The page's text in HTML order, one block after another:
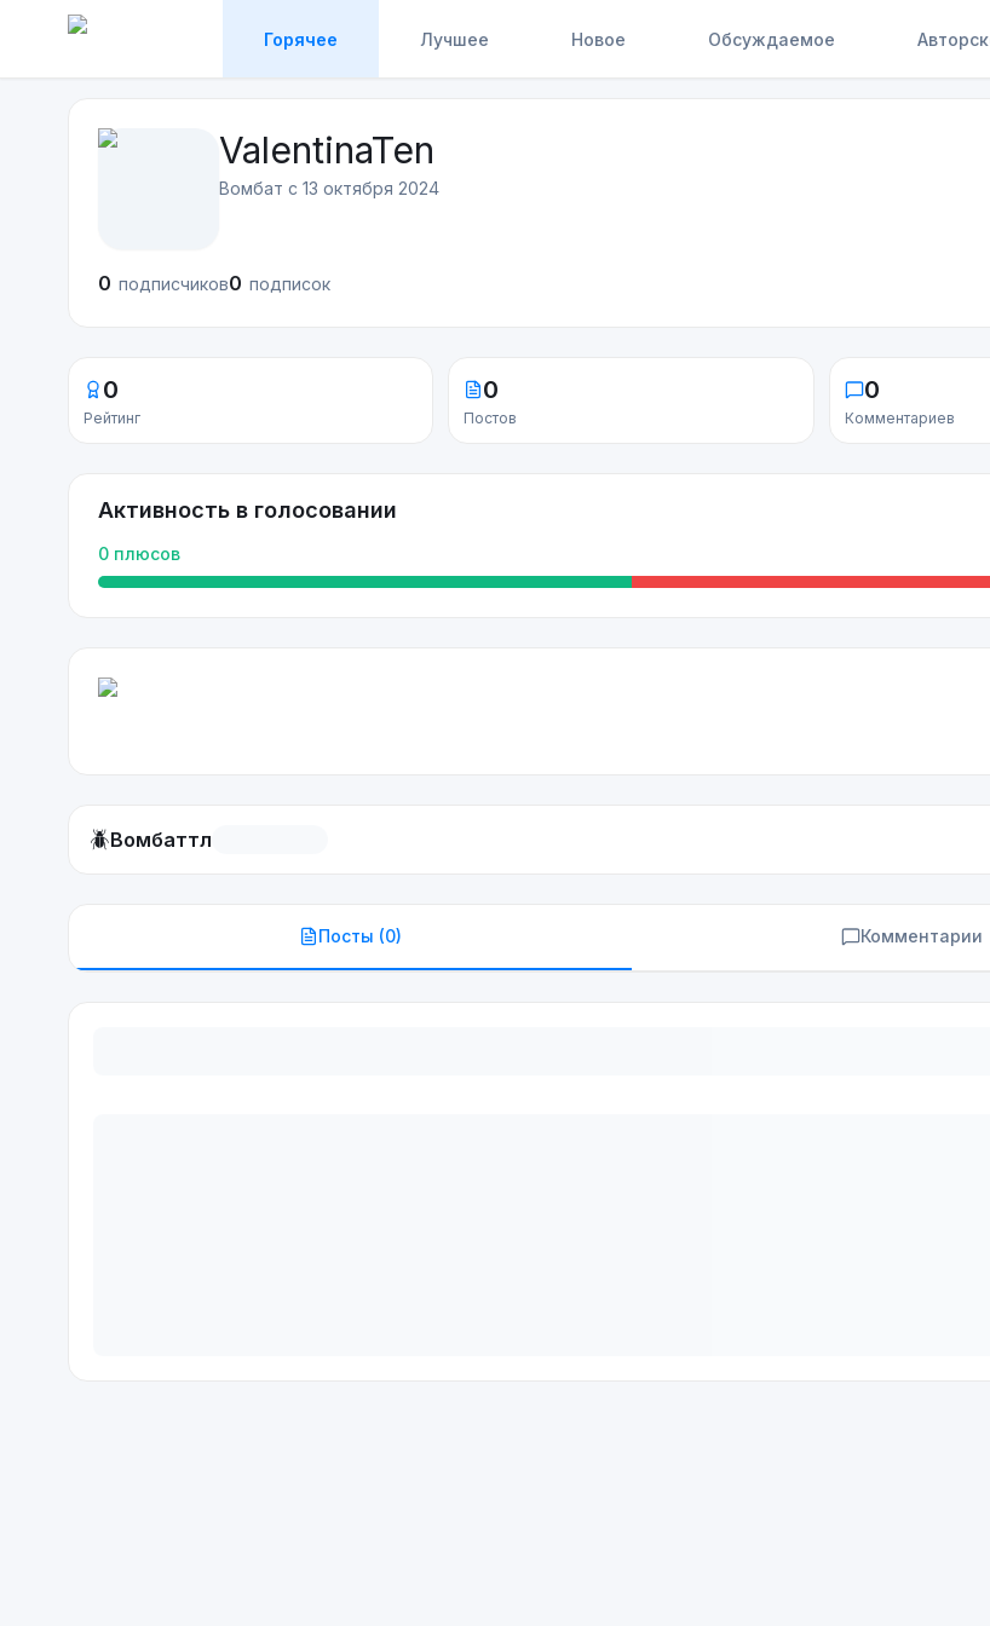
Горячее Лучшее Новое Обсуждаемое
ValentinaTen
Вомбат с 13 октября 2024
0 подписчиков0 подписок
0
Рейтинг
0
Постов
0
Комментариев
Активность в голосовании
0 плюсов
🪲Вомбаттл
Посты (0) Комментарии